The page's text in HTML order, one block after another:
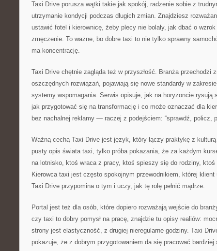
Taxi Drive porusza wątki takie jak spokój, radzenie sobie z
utrzymanie kondycji podczas długich zmian. Znajdziesz
ustawić fotel i kierownicę, żeby plecy nie bolały, jak dbać o
zmęczenie. To ważne, bo dobre taxi to nie tylko sprawny
ma koncentrację.
Taxi Drive chętnie zagląda też w przyszłość. Branża przechodzi
oszczędnych rozwiązań, pojawiają się nowe standardy w
systemy wspomagania. Serwis opisuje, jak na horyzoncie rysują
jak przygotować się na transformację i co może oznaczać dla
bez nachalnej reklamy — raczej z podejściem: “sprawdź, policz,
Ważną cechą Taxi Drive jest język, który łączy praktykę z
pusty opis świata taxi, tylko próba pokazania, że za każdym
na lotnisko, ktoś wraca z pracy, ktoś spieszy się do rodziny,
Kierowca taxi jest często spokojnym przewodnikiem, której
Taxi Drive przypomina o tym i uczy, jak tę rolę pełnić mądrze.
Portal jest też dla osób, które dopiero rozważają wejście do
czy taxi to dobry pomysł na pracę, znajdzie tu opisy realiów:
strony jest elastyczność, z drugiej nieregularne godziny. Taxi
pokazuje, że z dobrym przygotowaniem da się pracować